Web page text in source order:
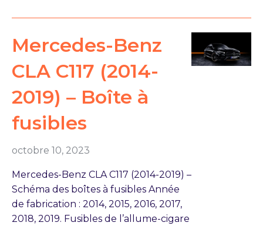
Mercedes-Benz
CLA C117 (2014-
2019) – Boîte à
fusibles
octobre 10, 2023
Mercedes-Benz CLA C117 (2014-2019) –
Schéma des boîtes à fusibles Année
de fabrication : 2014, 2015, 2016, 2017,
2018, 2019. Fusibles de l’allume-cigare